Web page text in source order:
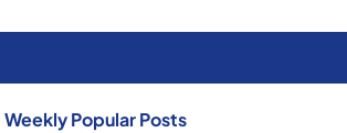
Weekly Popular Posts